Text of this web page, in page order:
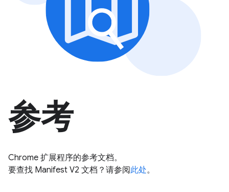
参考
Chrome 扩展程序的参考文档。
要查找 Manifest V2 文档？请参阅此处。